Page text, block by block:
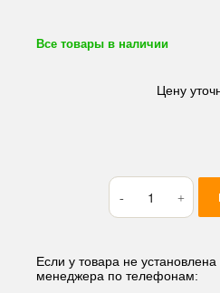
Все товары в наличии
Цену
Количество
товара
Ремкомплект
Komatsu
2D94-
Если у товара не
менеджера по телефонам: